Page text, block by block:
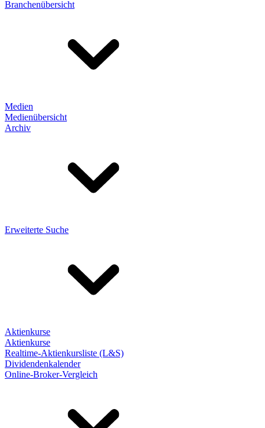
Branchenübersicht
Medien
Medienübersicht
Archiv
Erweiterte Suche
Aktienkurse
Aktienkurse
Realtime-Aktienkursliste (L&S)
Dividendenkalender
Online-Broker-Vergleich